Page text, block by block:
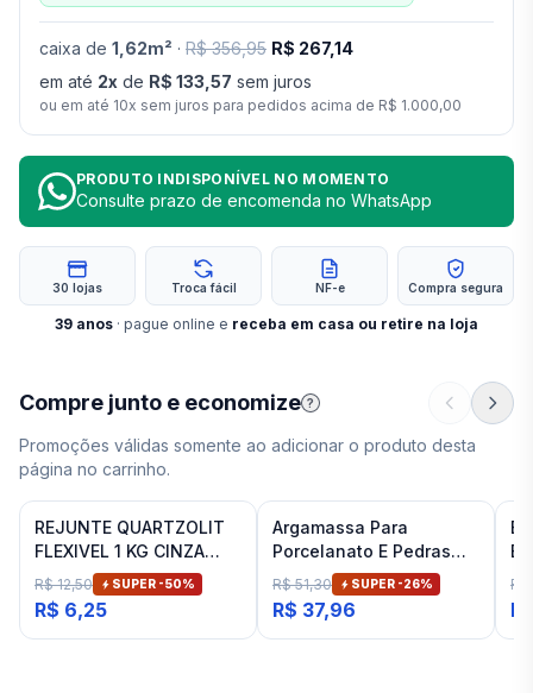
Compre junto e economize ?
Promoções válidas somente ao adicionar o produto desta
página no carrinho.
REJUNTE QUARTZOLIT
FLEXIVEL 1 KG CINZA
ARTICO
R$ 12,50 SUPER -50%
R$ 6,25
Argamassa Para
Porcelanato E Pedras
Naturais Cinza Interno
Inovatte 20 Kg
R$ 51,30 SUPER -26%
R$ 37,96
Fit
caixa de 1,62m² · R$ 356,95 R$ 267,14
em até 2x de R$ 133,57 sem juros
ou em até 10x sem juros para pedidos acima de R$ 1.000,00
PRODUTO INDISPONÍVEL NO MOMENTO
Consulte prazo de encomenda no WhatsApp
30 lojas Troca fácil NF-e Compra segura
39 anos · pague online e receba em casa ou retire na loja